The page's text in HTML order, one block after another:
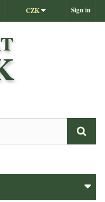
Sign in
CZK